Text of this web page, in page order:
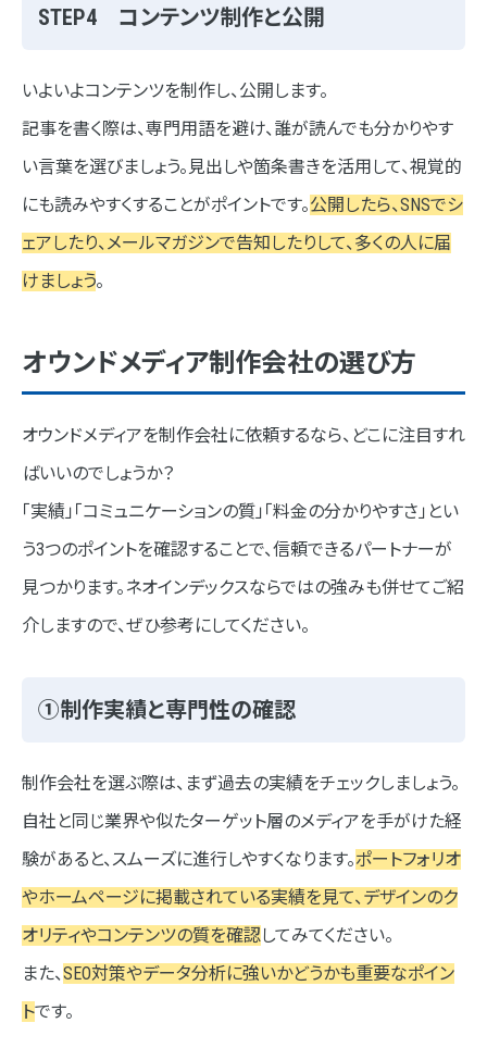
STEP4 コンテンツ制作と公開
いよいよコンテンツを制作し、公開します。
記事を書く際は、専門用語を避け、誰が読んでも分かりやす
い言葉を選びましょう。見出しや箇条書きを活用して、視覚的
にも読みやすくすることがポイントです。公開したら、SNSでシ
ェアしたり、メールマガジンで告知したりして、多くの人に届
けましょう。
オウンドメディア制作会社の選び方
オウンドメディアを制作会社に依頼するなら、どこに注目すれ
ばいいのでしょうか？
「実績」「コミュニケーションの質」「料金の分かりやすさ」とい
う3つのポイントを確認することで、信頼できるパートナーが
見つかります。ネオインデックスならではの強みも併せてご紹
介しますので、ぜひ参考にしてください。
①制作実績と専門性の確認
制作会社を選ぶ際は、まず過去の実績をチェックしましょう。
自社と同じ業界や似たターゲット層のメディアを手がけた経
験があると、スムーズに進行しやすくなります。ポートフォリオ
やホームページに掲載されている実績を見て、デザインのク
オリティやコンテンツの質を確認してみてください。
また、SEO対策やデータ分析に強いかどうかも重要なポイン
トです。